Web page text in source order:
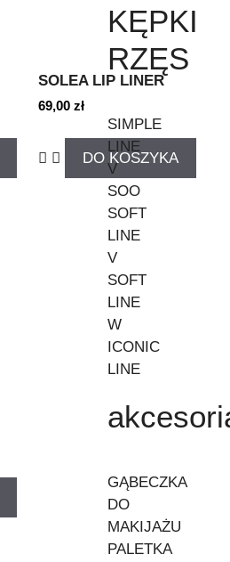
KĘPKI
RZĘS
SIMPLE
LINE
V
SOO
SOFT
LINE
V
SOFT
LINE
W
ICONIC
LINE
GĄBECZKA
DO
MAKIJAŻU
PALETKA
SOLEA LIP LINER
69,00 zł
DO KOSZYKA